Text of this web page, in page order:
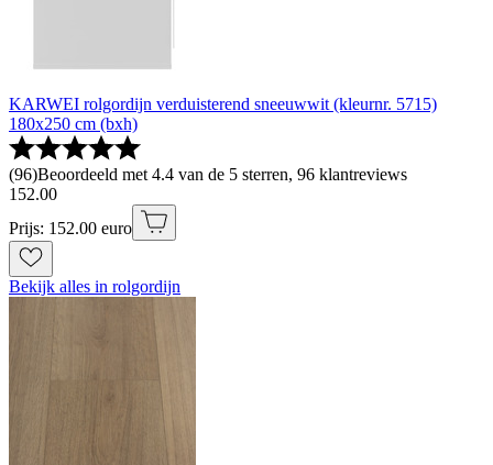
KARWEI rolgordijn verduisterend sneeuwwit (kleurnr. 5715)
180x250 cm (bxh)
(96)Beoordeeld met 4.4 van de 5 sterren, 96 klantreviews
152.00
Prijs: 152.00 euro
Bekijk alles in rolgordijn